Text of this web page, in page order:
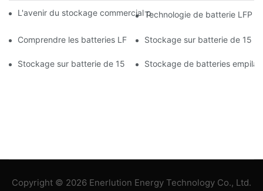
L'avenir du stockage commercial par batterie : tendances et
Technologie de batterie LFP :
Comprendre les batteries LFP : avantages et applications
Stockage sur batterie de 15
Stockage sur batterie de 15 kW : autonomiser les petites
Stockage de batteries
Copyright © 2026 Enerlution Energy Technology Co., Ltd.